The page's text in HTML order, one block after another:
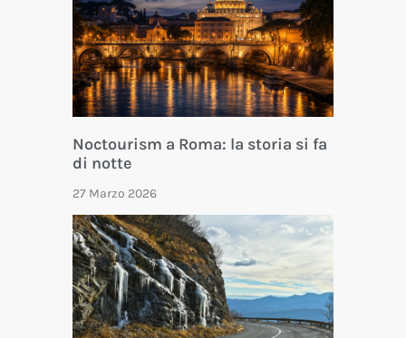
Noctourism a Roma: la storia si fa
di notte
27 Marzo 2026